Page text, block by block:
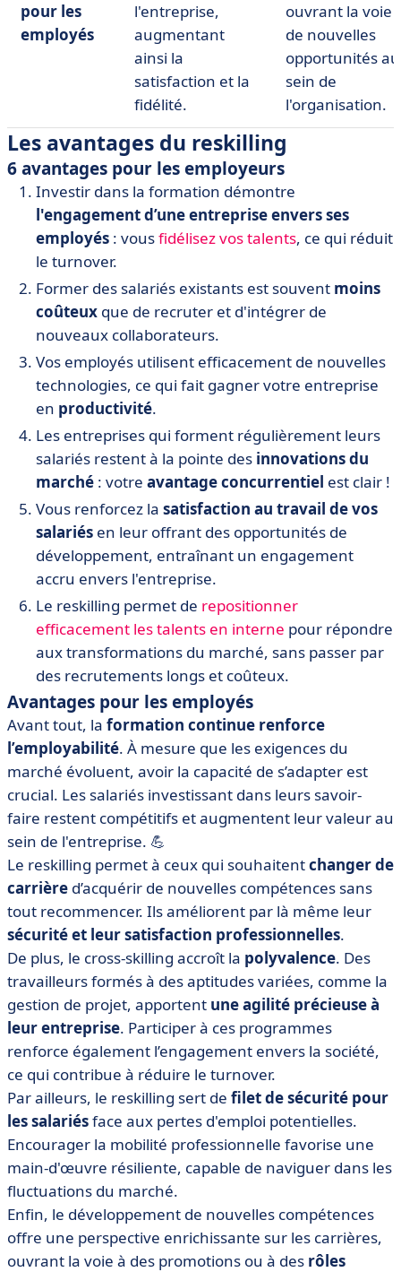
pour les
employés
l'entreprise,
augmentant
ainsi la
satisfaction et la
fidélité.
ouvrant la voie
de nouvelles
opportunités au
sein de
l'organisation.
Les avantages du reskilling
6 avantages pour les employeurs
Investir dans la formation démontre
l'engagement d’une entreprise envers ses
employés : vousfidélisez vos talents, ce qui réduit
le turnover.
Former des salariés existants est souvent moins
coûteux que de recruter et d'intégrer de
nouveaux collaborateurs.
Vos employés utilisent efficacement de nouvelles
technologies, ce qui fait gagner votre entreprise
en productivité.
Les entreprises qui forment régulièrement leurs
salariés restent à la pointe des innovations du
marché : votre avantage concurrentiel est clair !
Vous renforcez la satisfaction au travail de vos
salariés en leur offrant des opportunités de
développement, entraînant un engagement
accru envers l'entreprise.
Le reskilling permet de repositionner
efficacement les talents en interne pour répondre
aux transformations du marché, sans passer par
des recrutements longs et coûteux.
Avantages pour les employés
Avant tout, la formation continue renforce
l’employabilité. À mesure que les exigences du
marché évoluent, avoir la capacité de s’adapter est
crucial. Les salariés investissant dans leurs savoir-
faire restent compétitifs et augmentent leur valeur au
sein de l'entreprise. 💪
Le reskilling permet à ceux qui souhaitentchanger de
carrière d’acquérir de nouvelles compétences sans
tout recommencer. Ils améliorent par là même leur
sécurité et leur satisfaction professionnelles.
De plus, le cross-skilling accroît la polyvalence. Des
travailleurs formés à des aptitudes variées, comme la
gestion de projet, apportent une agilité précieuse à
leur entreprise. Participer à ces programmes
renforce également l’engagement envers la société,
ce qui contribue à réduire le turnover.
Par ailleurs, le reskilling sert de filet de sécurité pour
les salariésface aux pertes d'emploi potentielles.
Encourager la mobilité professionnelle favorise une
main-d'œuvre résiliente, capable de naviguer dans les
fluctuations du marché.
Enfin, le développement de nouvelles compétences
offre une perspective enrichissante sur les carrières,
ouvrant la voie à des promotions ou à des rôles